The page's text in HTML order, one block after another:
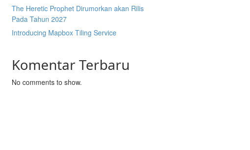
The Heretic Prophet Dirumorkan akan Rilis
Pada Tahun 2027
Introducing Mapbox Tiling Service
Komentar Terbaru
No comments to show.